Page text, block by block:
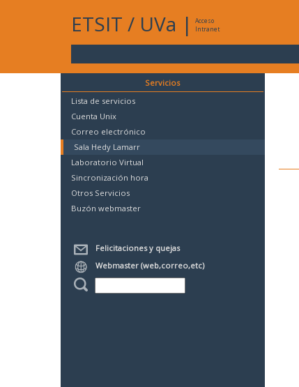
ETSIT / UVa |
Acceso
Intranet
Servicios
Lista de servicios
Cuenta Unix
Correo electrónico
Sala Hedy Lamarr
Laboratorio Virtual
Sincronización hora
Otros Servicios
Buzón webmaster
Felicitaciones y quejas
Webmaster (web,correo,etc)